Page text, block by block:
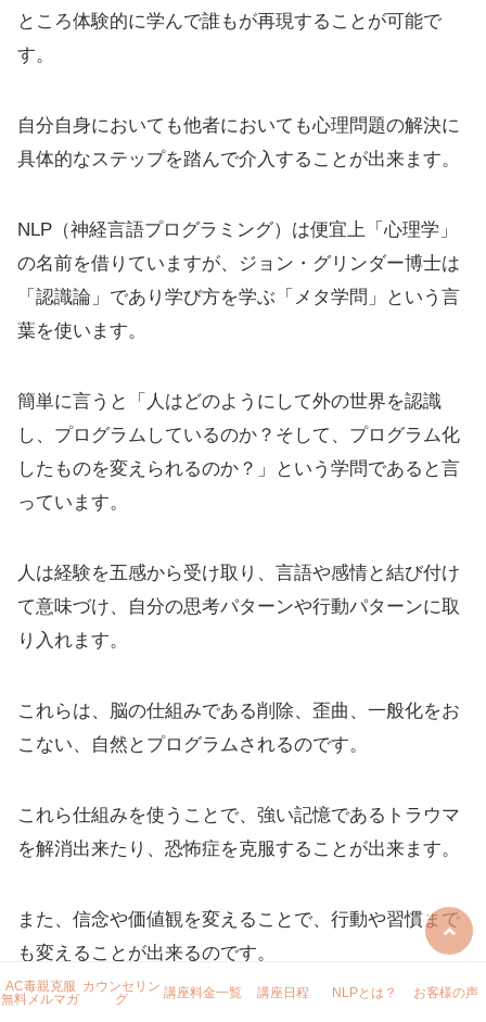
ところ体験的に学んで誰もが再現することが可能で
す。
自分自身においても他者においても心理問題の解決に
具体的なステップを踏んで介入することが出来ます。
NLP（神経言語プログラミング）は便宜上「心理学」
の名前を借りていますが、ジョン・グリンダー博士は
「認識論」であり学び方を学ぶ「メタ学問」という言
葉を使います。
簡単に言うと「人はどのようにして外の世界を認識
し、プログラムしているのか？そして、プログラム化
したものを変えられるのか？」という学問であると言
っています。
人は経験を五感から受け取り、言語や感情と結び付け
て意味づけ、自分の思考パターンや行動パターンに取
り入れます。
これらは、脳の仕組みである削除、歪曲、一般化をお
こない、自然とプログラムされるのです。
これら仕組みを使うことで、強い記憶であるトラウマ
を解消出来たり、恐怖症を克服することが出来ます。
また、信念や価値観を変えることで、行動や習慣まで
も変えることが出来るのです。
AC毒親克服
無料メルマガ
カウンセリン
グ
講座料金一覧 講座日程 NLPとは？ お客様の声